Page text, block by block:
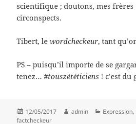
scientifique ; doutons, mes
circonspects.
Tibert, lewordcheckeur, tant
PS – puisqu’il importe de se
tenez… #touszététiciens ! c’est du
Posted
on
12/05/2017 Author
admin Categories
Expression,
factcheckeur